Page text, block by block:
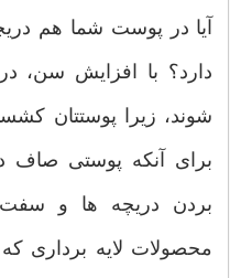
آیا در پوست شما هم
دارد؟ با افزایش سن،
شوند، زیرا پوستتان
برای آنکه پوستی صاف
بردن دریچه ها و سفت
محصولات لایه برداری که